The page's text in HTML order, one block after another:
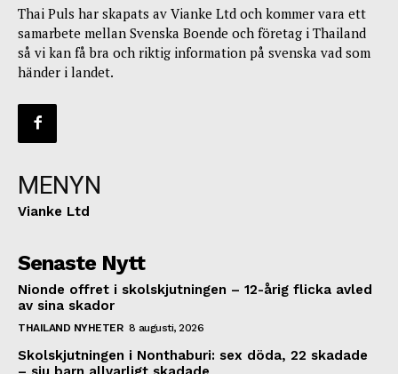
Thai Puls har skapats av Vianke Ltd och kommer vara ett
samarbete mellan Svenska Boende och företag i Thailand
så vi kan få bra och riktig information på svenska vad som
händer i landet.
MENYN
Vianke Ltd
Senaste Nytt
Nionde offret i skolskjutningen – 12-årig flicka avled
av sina skador
THAILAND NYHETER 8 augusti, 2026
Skolskjutningen i Nonthaburi: sex döda, 22 skadade